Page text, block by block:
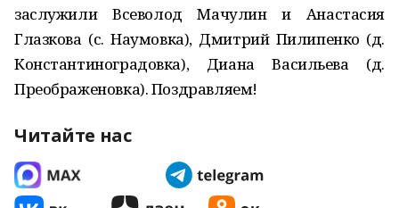
заслужили Всеволод Мачулин и Анастасия
Глазкова (с. Наумовка), Дмитрий Пилипенко (д.
Константиноградовка), Диана Васильева (д.
Преображеновка). Поздравляем!
Читайте нас